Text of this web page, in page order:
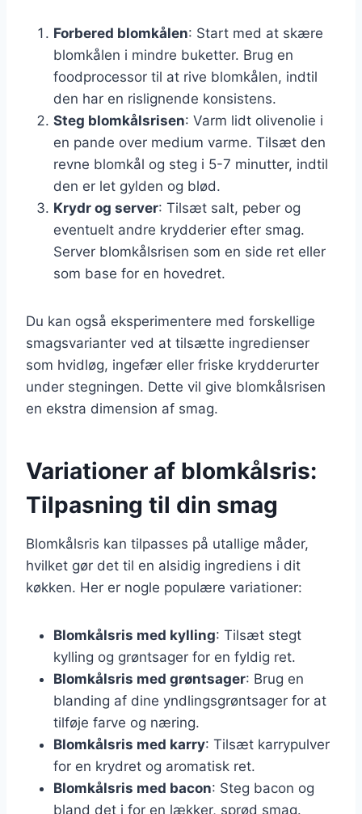
Forbered blomkålen: Start med at skære
blomkålen i mindre buketter. Brug en
foodprocessor til at rive blomkålen, indtil
den har en rislignende konsistens.
Steg blomkålsrisen: Varm lidt olivenolie i
en pande over medium varme. Tilsæt den
revne blomkål og steg i 5-7 minutter, indtil
den er let gylden og blød.
Krydr og server: Tilsæt salt, peber og
eventuelt andre krydderier efter smag.
Server blomkålsrisen som en side ret eller
som base for en hovedret.
Du kan også eksperimentere med forskellige
smagsvarianter ved at tilsætte ingredienser
som hvidløg, ingefær eller friske krydderurter
under stegningen. Dette vil give blomkålsrisen
en ekstra dimension af smag.
Variationer af blomkålsris:
Tilpasning til din smag
Blomkålsris kan tilpasses på utallige måder,
hvilket gør det til en alsidig ingrediens i dit
køkken. Her er nogle populære variationer:
Blomkålsris med kylling: Tilsæt stegt
kylling og grøntsager for en fyldig ret.
Blomkålsris med grøntsager: Brug en
blanding af dine yndlingsgrøntsager for at
tilføje farve og næring.
Blomkålsris med karry: Tilsæt karrypulver
for en krydret og aromatisk ret.
Blomkålsris med bacon: Steg bacon og
bland det i for en lækker, sprød smag.